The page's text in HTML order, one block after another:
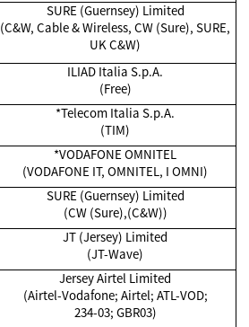
SURE (Guernsey) Limited
(C&W, Cable & Wireless, CW (Sure), SURE,
UK C&W)
ILIAD Italia S.p.A.
(Free)
*Telecom Italia S.p.A.
(TIM)
*VODAFONE OMNITEL
(VODAFONE IT, OMNITEL, I OMNI)
SURE (Guernsey) Limited
(CW (Sure),(C&W))
JT (Jersey) Limited
(JT-Wave)
Jersey Airtel Limited
(Airtel-Vodafone; Airtel; ATL-VOD;
234-03; GBR03)